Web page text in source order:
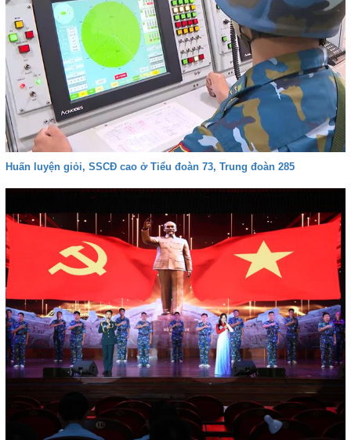
Huấn luyện giỏi, SSCĐ cao ở Tiểu đoàn 73, Trung đoàn 285